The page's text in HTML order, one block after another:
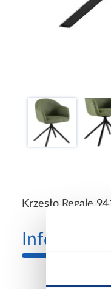
Krzesło Regale
Informacje